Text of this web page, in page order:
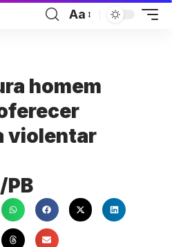
Aa
homem
violentar